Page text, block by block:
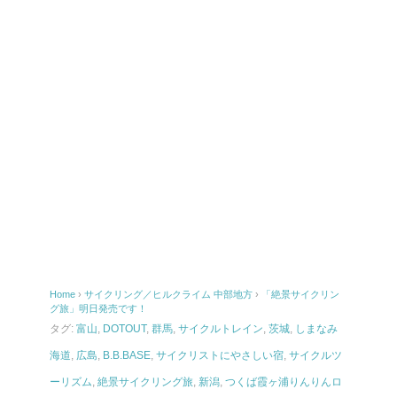
Home › サイクリング／ヒルクライム 中部地方 ›
「絶景サイクリン
グ旅」明日発売です！
タグ: 富山, DOTOUT, 群馬, サイクルトレイン, 茨城, しまなみ
海道, 広島, B.B.BASE, サイクリストにやさしい宿, サイクルツ
ーリズム, 絶景サイクリング旅, 新潟, つくば霞ヶ浦りんりんロ